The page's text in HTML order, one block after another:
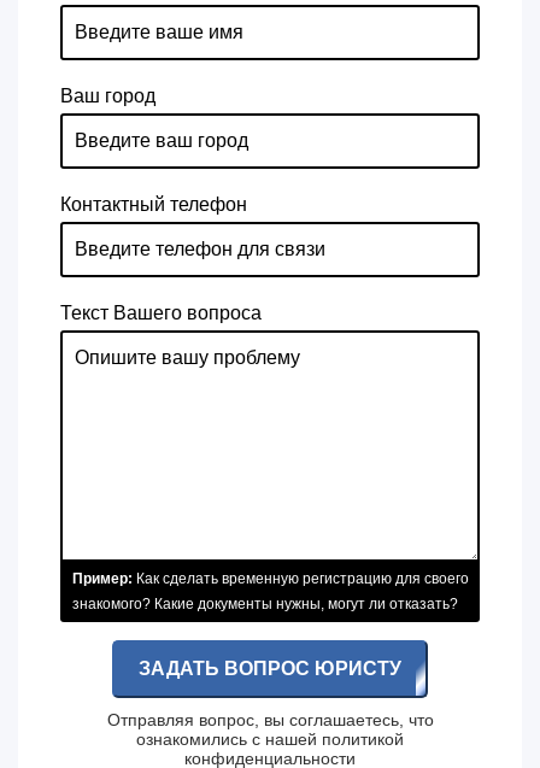
Ваш город
Контактный телефон
Текст Вашего вопроса
Пример: Как сделать временную регистрацию для своего
знакомого? Какие документы нужны, могут ли отказать?
ЗАДАТЬ ВОПРОС ЮРИСТУ
Отправляя вопрос, вы соглашаетесь, что
ознакомились с нашей политикой
конфиденциальности